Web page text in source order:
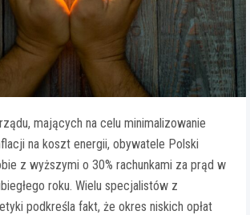
mających na celu minimalizowanie
na koszt energii, obywatele Polski
z wyższymi o 30% rachunkami za prąd w
roku. Wielu specjalistów z
podkreśla fakt, że okres niskich opłat